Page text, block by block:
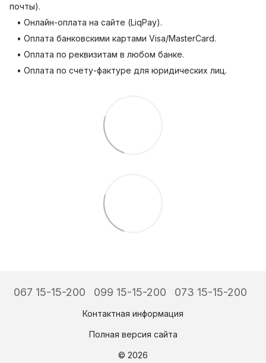
почты).
• Онлайн-оплата на сайте (LiqPay).
• Оплата банковскими картами Visa/MasterCard.
• Оплата по реквизитам в любом банке.
• Оплата по счету-фактуре для юридических лиц.
067 15-15-200 099 15-15-200 073 15-15-200
Контактная информация
Полная версия сайта
© 2026